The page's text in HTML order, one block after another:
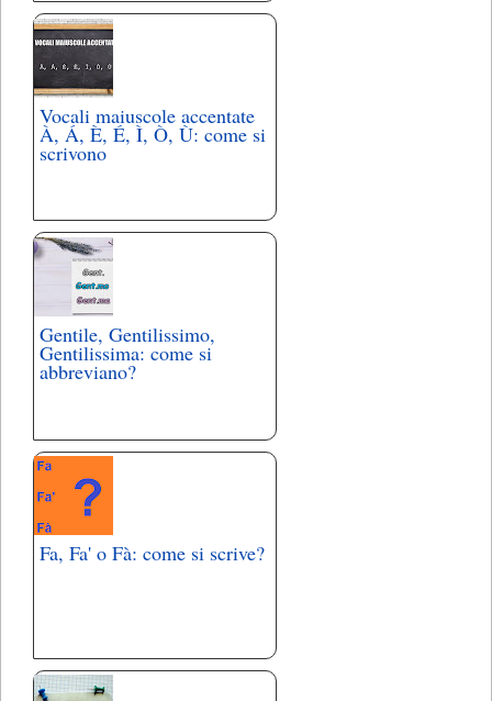
Vocali maiuscole accentate
À, Á, È, É, Ì, Ò, Ù: come si
scrivono
Gentile, Gentilissimo,
Gentilissima: come si
abbreviano?
Fa, Fa' o Fà: come si scrive?